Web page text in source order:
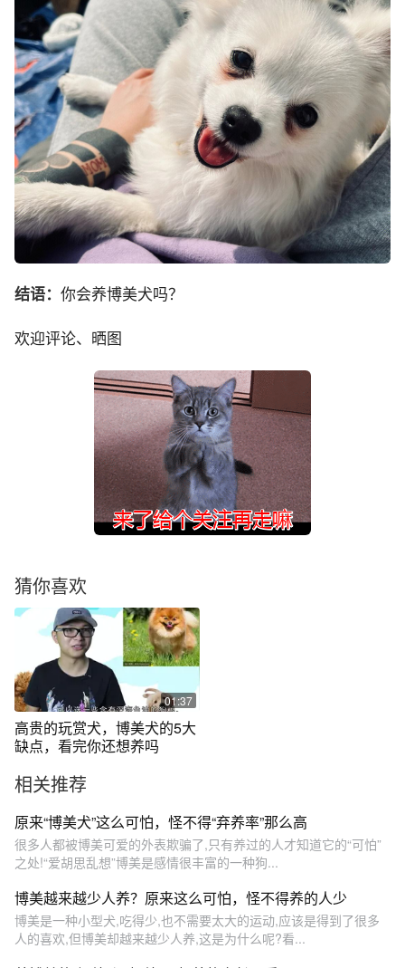
结语： 你会养博美犬吗？
欢迎评论、晒图
猜你喜欢
01:37
高贵的玩赏犬，博美犬的5大
缺点，看完你还想养吗
相关推荐
原来“博美犬”这么可怕，怪不得“弃养率”那么高
很多人都被博美可爱的外表欺骗了,只有养过的人才知道它的“可怕”
之处!“爱胡思乱想”博美是感情很丰富的一种狗...
博美越来越少人养？原来这么可怕，怪不得养的人少
博美是一种小型犬,吃得少,也不需要太大的运动,应该是得到了很多
人的喜欢,但博美却越来越少人养,这是为什么呢?看...